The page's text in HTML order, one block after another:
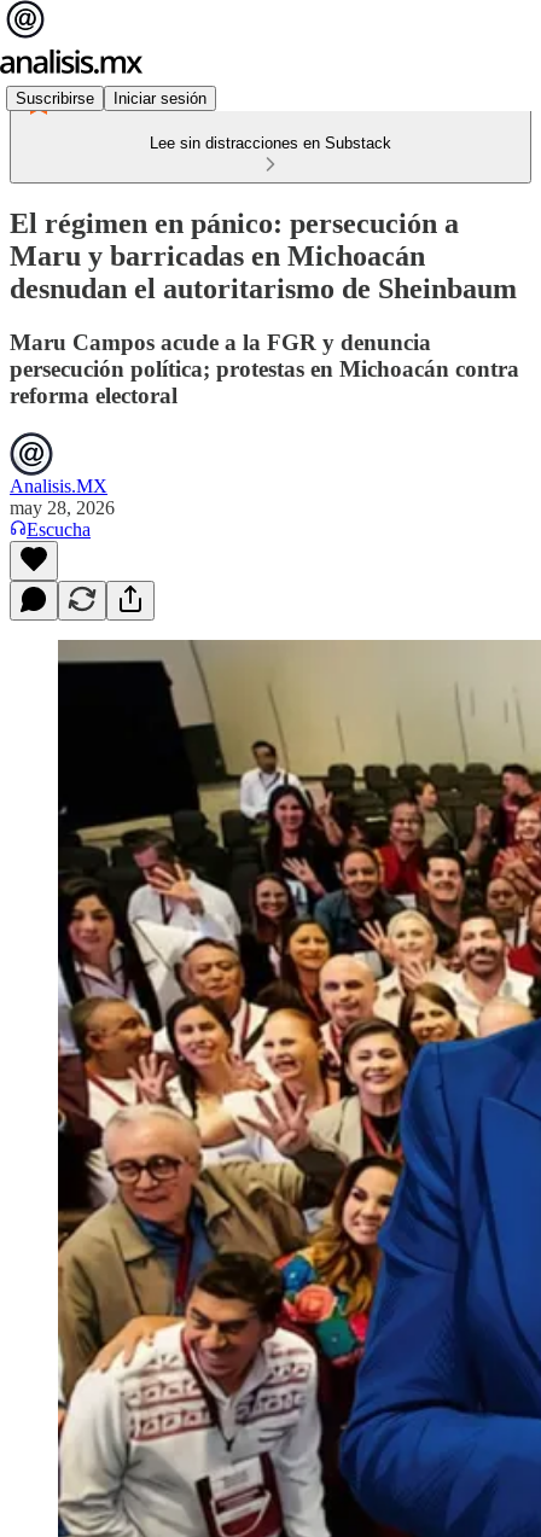
Suscribirse Iniciar sesión
Lee sin distracciones en Substack
El régimen en pánico: persecución a
Maru y barricadas en Michoacán
desnudan el autoritarismo de Sheinbaum
Maru Campos acude a la FGR y denuncia
persecución política; protestas en Michoacán contra
reforma electoral
Analisis.MX
may 28, 2026
Escucha